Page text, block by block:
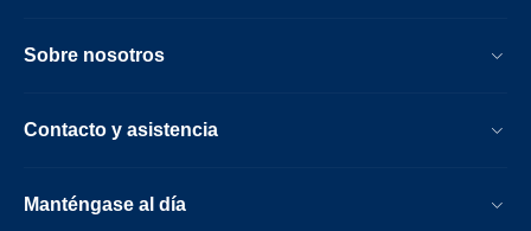
Sobre nosotros
Contacto y asistencia
Manténgase al día